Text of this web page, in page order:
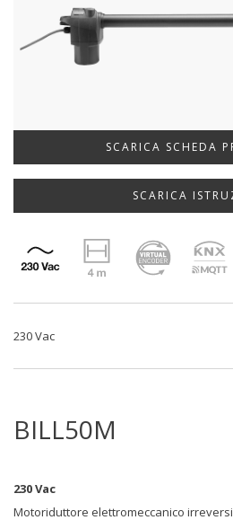
SCARICA SCHEDA
SCARICA
230 Vac
BILL50M
230 Vac
Motoriduttore elettromeccanico